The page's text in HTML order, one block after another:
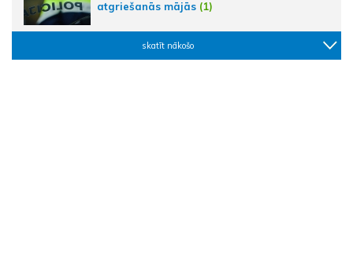
atgriešanās mājās (1)
skatīt nākošo